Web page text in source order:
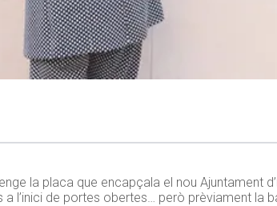
la placa que encapçala el nou Ajuntament
a l’inici de portes obertes… però prèviament la